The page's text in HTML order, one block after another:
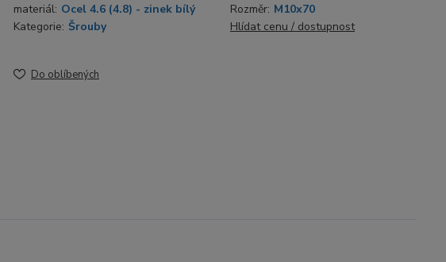
materiál: Ocel 4.6 (4.8) - zinek bílý Rozměr: M10x70
Kategorie: Šrouby Hlídat cenu / dostupnost
Do oblíbených